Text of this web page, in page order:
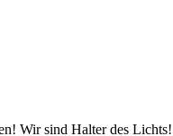
Wir sind Halter des